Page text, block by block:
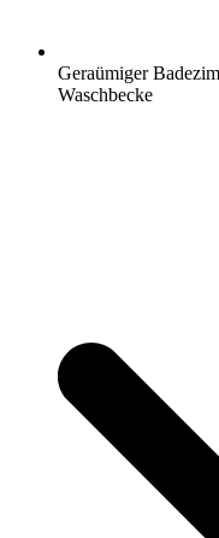
Geraümiger
Waschbecke